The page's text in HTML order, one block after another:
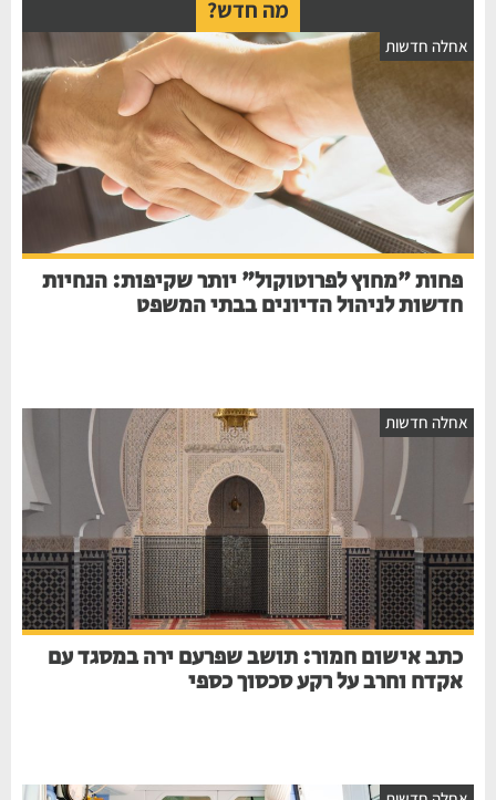
מה חדש?
חדשות
פחות "מחוץ לפרוטוקול" יותר שקיפות: הנחיות
חדשות לניהול הדיונים בבתי המשפט
חדשות
כתב אישום חמור: תושב שפרעם ירה במסגד עם
אקדח וחרב על רקע סכסוך כספי